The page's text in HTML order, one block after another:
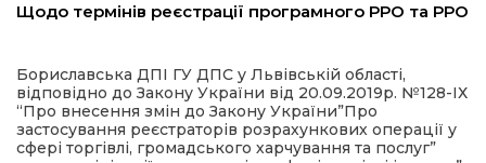
Щодо термінів реєстрації програмного РРО та РРО
Бориславська ДПІ ГУ ДПС у Львівській області,
відповідно до Закону України від 20.09.2019р. №128-ІХ
“Про внесення змін до Закону України”Про
застосування реєстраторів розрахункових операції у
сфері торгівлі, громадського харчування та послуг”